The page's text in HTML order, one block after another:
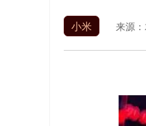
小米 来源